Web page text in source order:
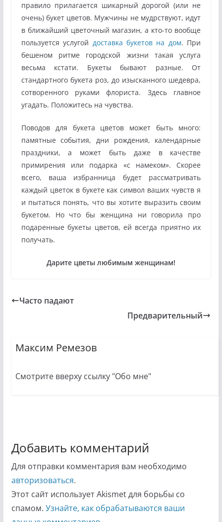
правило прилагается шикарный дорогой (или не
очень) букет цветов. Мужчины не мудрствуют, идут
в ближайший цветочный магазин, а кто-то вообще
пользуется услугой доставка букетов на дом. При
бешеном ритме городской жизни такая услуга
весьма кстати. Букеты бывают разные. От
стандартного букета роз, до изысканного шедевра,
сотворенного руками флориста. Здесь главное
угадать. Положитесь на чувства.
Поводов для букета цветов может быть много:
памятные события, дни рождения, календарные
праздники, а может быть даже в качестве
примирения или подарка «с намеком». Скорее
всего, ваша избранница будет рассматривать
каждый цветок в букете как символ ваших чувств я
и пытаться понять, что вы хотите выразить своим
букетом. Но что бы женщина ни говорила про
подаренные букеты цветов, ей всегда приятно их
получать.
Дарите цветы любимым женщинам!
Часто падают
Предварительный
Максим Ремезов
Смотрите вверху ссылку "Обо мне"
Добавить комментарий
Для отправки комментария вам необходимо
авторизоваться.
Этот сайт использует Akismet для борьбы со
спамом. Узнайте, как обрабатываются ваши